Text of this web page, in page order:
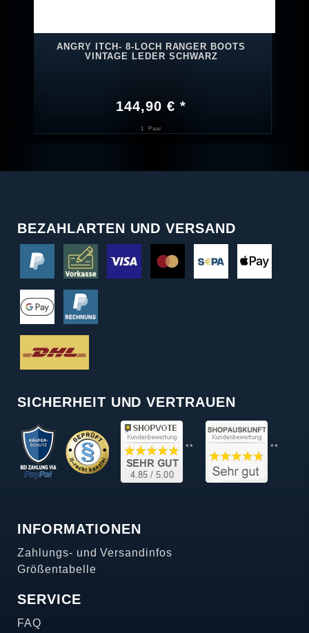
ANGRY ITCH- 8-LOCH RANGER BOOTS
VINTAGE LEDER SCHWARZ
144,90 € *
1 Paar
BEZAHLARTEN UND VERSAND
SICHERHEIT UND VERTRAUEN
** **
INFORMATIONEN
Zahlungs- und Versandinfos
Größentabelle
SERVICE
FAQ